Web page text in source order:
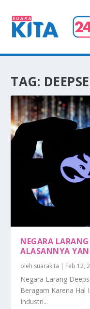
TAG:
NEGARA LARANG
ALASANNYA
oleh suarakita | Feb 12,
Negara Larang
Beragam Karena Hal
Industri...